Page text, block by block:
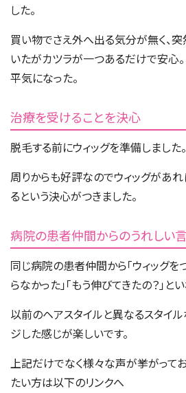
した。
買い物でさえ外へ出る気分が無く、
いたがカツラが一つあるだけで安心
平気になった。
治療を受けることを決心
脱毛する前にウィッグを準備しました。
周りからも好評なのでウィッグがあ
るという決心がつきました。
病院の患者仲間からのうれしい
同じ病院の患者仲間から「ウィッグ
らなかった」「もう伸びてきたの？」と
以前のヘアスタイルと異なるスタイル
ジした感じが楽しいです。
上記だけでなく様々な声が挙がってお
たい方は以下のリンクへ